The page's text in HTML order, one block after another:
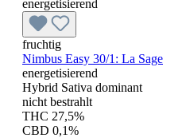
energetisierend
fruchtig
Nimbus Easy 30/1: La Sage
energetisierend
Hybrid Sativa dominant
nicht bestrahlt
THC 27,5%
CBD 0,1%